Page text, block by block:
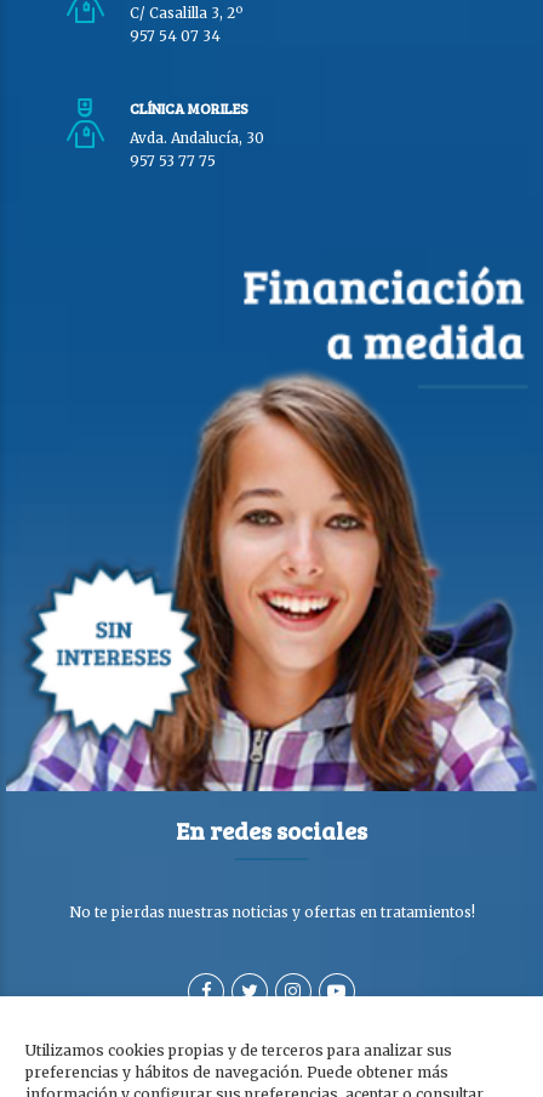
Utilizamos cookies propias y de terceros para analizar sus
preferencias y hábitos de navegación. Puede obtener más
C/ Casalilla 3, 2º
957 54 07 34
CLÍNICA MORILES
Avda. Andalucía, 30
957 53 77 75
En redes sociales
No te pierdas nuestras noticias y ofertas en tratamientos!